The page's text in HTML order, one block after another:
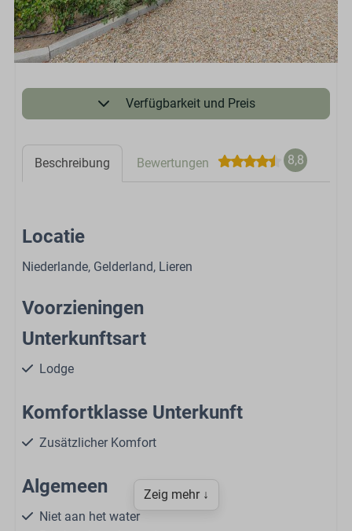
Verfügbarkeit und Preis
Beschreibung Bewertungen 8,8
Locatie
Niederlande, Gelderland, Lieren
Voorzieningen
Unterkunftsart
Lodge
Komfortklasse Unterkunft
Zusätzlicher Komfort
Algemeen
Niet aan het water
Zeig mehr ↓